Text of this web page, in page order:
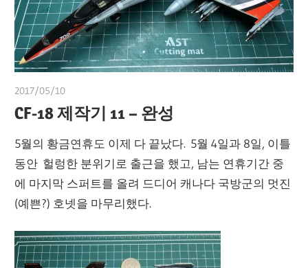
2017/05/10
CF-18 제작기 11 – 완성
5월의 황금연휴도 이제 다 끝났다. 5월 4일과 8일, 이틀
동안 헐렁한 분위기로 출근을 했고, 남는 연휴기간 중
에 마지막 스퍼트를 올려 드디어 캐나다 국방군의 멋진
(예쁜?) 호넷을 마무리했다.